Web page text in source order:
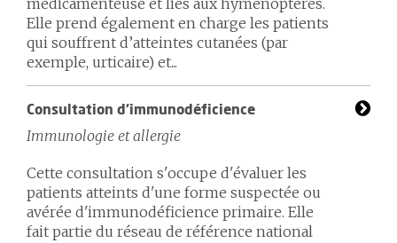
médicamenteuse et liés aux hyménoptères.
Elle prend également en charge les patients
qui souffrent d’atteintes cutanées (par
exemple, urticaire) et...
Consultation d'immunodéficience
Immunologie et allergie
Cette consultation s'occupe d'évaluer les
patients atteints d'une forme suspectée ou
avérée d'immunodéficience primaire. Elle
fait partie du réseau de référence national